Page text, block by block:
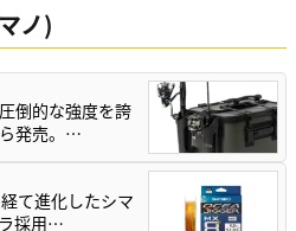
ノ)
倒的な強度を誇
発売。…
て進化したシマ
採用…